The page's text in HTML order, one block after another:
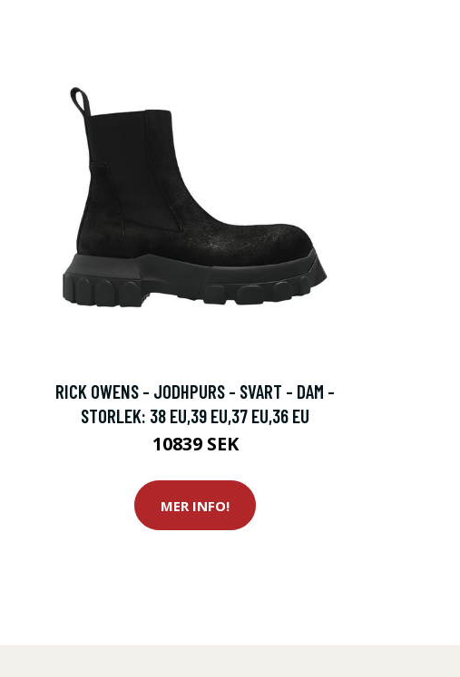
RICK OWENS - JODHPURS - SVART - DAM -
STORLEK: 38 EU,39 EU,37 EU,36 EU
10839 SEK
MER INFO!